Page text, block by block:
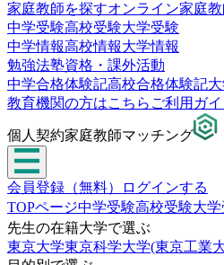
家庭教師を探すオンライン家庭
中学受験高校受験大学受験
中学情報高校情報大学情報
勉強法塾資格・課外活動
中学合格体験記高校合格体験記
教育機関の方はこちら ご利用ガイ
個人契約家庭教師マッチング
会員登録（無料）
ログインする
TOPページ中学受験高校受験大
先生の在籍大学で選ぶ
東京大学東京科学大学(東京工業